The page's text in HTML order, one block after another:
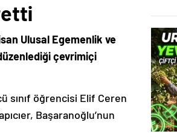
Ulusal Egemenlik ve
çevrimiçi
sınıf öğrencisi Elif Ceren
Başaranoğlu’nun